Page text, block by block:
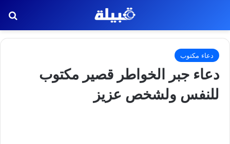
دعاء مكتوب
دعاء جبر الخواطر قصير مكتوب
للنفس ولشخص عزيز